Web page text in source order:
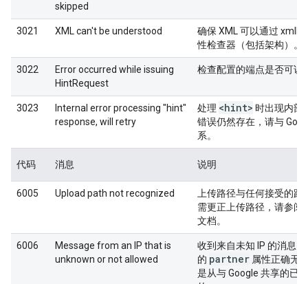
skipped
3021 XML can't be understood
确保 XML 可以通过
性检查器（包括架构）。
3022
Error occurred while issuing
HintRequest
检查配置的端点是否可访
3023
Internal error processing "hint"
response, will retry
处理 <hint> 时出现内部
错误仍然存在，请与
系。
代码 消息 说明
6005 Upload path not recognized
上传路径与任何接受的
需更正上传路径，请参阅
文档。
6006
Message from an IP that is
unknown or not allowed
收到来自未知 IP 的消息
的 partner 属性正确无
是从与 Google 共享的已